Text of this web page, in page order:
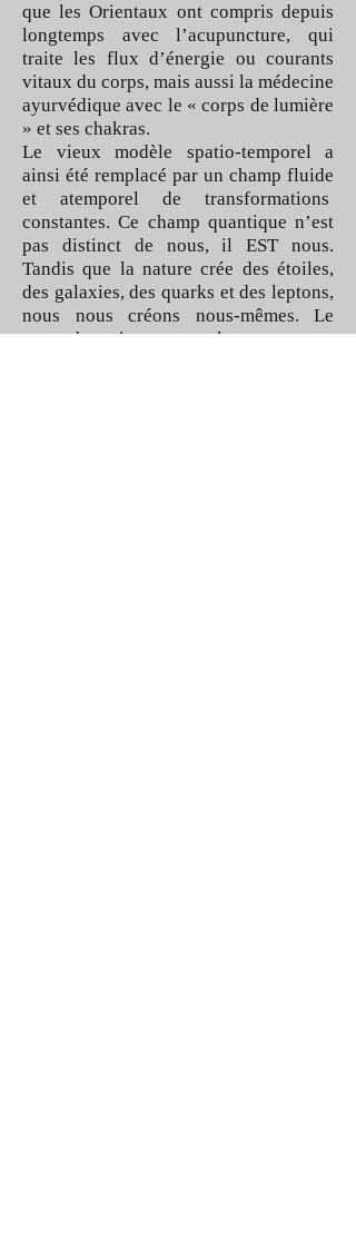
que les Orientaux ont compris depuis
longtemps avec l’acupuncture, qui
traite les flux d’énergie ou courants
vitaux du corps, mais aussi la médecine
ayurvédique avec le « corps de lumière
» et ses chakras.
Le vieux modèle spatio-temporel a
ainsi été remplacé par un champ fluide
et atemporel de transformations
constantes. Ce champ quantique n’est
pas distinct de nous, il EST nous.
Tandis que la nature crée des étoiles,
des galaxies, des quarks et des leptons,
nous nous créons nous-mêmes. Le
corps humain, comme le cosmos, ne